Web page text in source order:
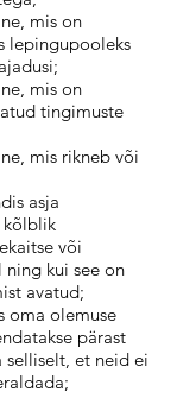
mis on
lepingupooleks
mis on
tingimuste
mis rikneb või
asja
kõlblik
või
kui see on
avatud;
oma olemuse
pärast
selliselt, et neid ei